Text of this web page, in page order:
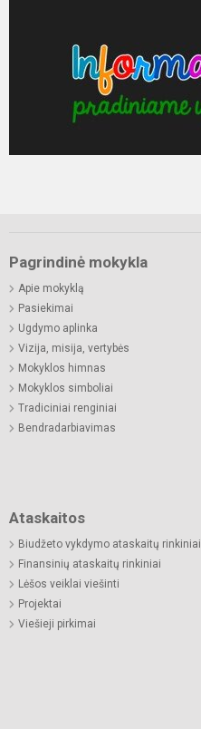
Pagrindinė mokykla
Apie mokyklą
Pasiekimai
Ugdymo aplinka
Vizija, misija, vertybės
Mokyklos himnas
Mokyklos simboliai
Tradiciniai renginiai
Bendradarbiavimas
Ataskaitos
Biudžeto vykdymo ataskaitų rinkiniai
Finansinių ataskaitų rinkiniai
Lėšos veiklai viešinti
Projektai
Viešieji pirkimai